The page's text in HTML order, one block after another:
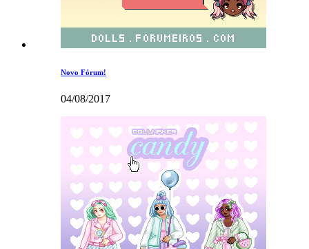
Novo Fórum!
04/08/2017